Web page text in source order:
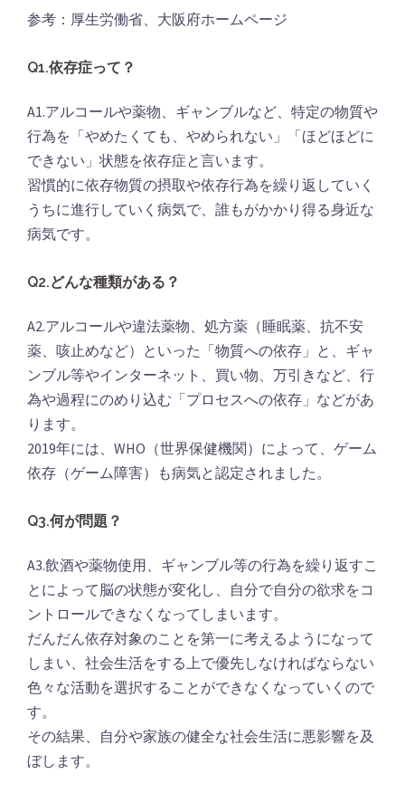
参考：厚生労働省、大阪府ホームページ
Q1.依存症って？
A1.アルコールや薬物、ギャンブルなど、特定の物質や
行為を「やめたくても、やめられない」「ほどほどに
できない」状態を依存症と言います。
習慣的に依存物質の摂取や依存行為を繰り返していく
うちに進行していく病気で、誰もがかかり得る身近な
病気です。
Q2.どんな種類がある？
A2.アルコールや違法薬物、処方薬（睡眠薬、抗不安
薬、咳止めなど）といった「物質への依存」と、ギャ
ンブル等やインターネット、買い物、万引きなど、行
為や過程にのめり込む「プロセスへの依存」などがあ
ります。
2019年には、WHO（世界保健機関）によって、ゲーム
依存（ゲーム障害）も病気と認定されました。
Q3.何が問題？
A3.飲酒や薬物使用、ギャンブル等の行為を繰り返すこ
とによって脳の状態が変化し、自分で自分の欲求をコ
ントロールできなくなってしまいます。
だんだん依存対象のことを第一に考えるようになって
しまい、社会生活をする上で優先しなければならない
色々な活動を選択することができなくなっていくので
す。
その結果、自分や家族の健全な社会生活に悪影響を及
ぼします。